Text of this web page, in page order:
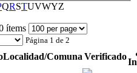
QRSTUVWYZ
ítems
Página 1 de 2
Localidad/Comuna Verificado